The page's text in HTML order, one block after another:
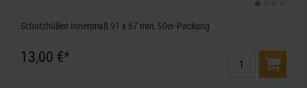
Schutzhüllen Innenmaß 91 x 67 mm, 50er-Packung
13,00 €*